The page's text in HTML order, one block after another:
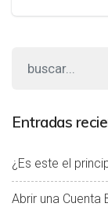
Entradas
¿Es este el
Abrir una Cuenta